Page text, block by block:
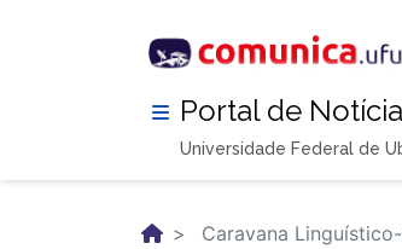
Portal de
Universidade Federal de
Caravana